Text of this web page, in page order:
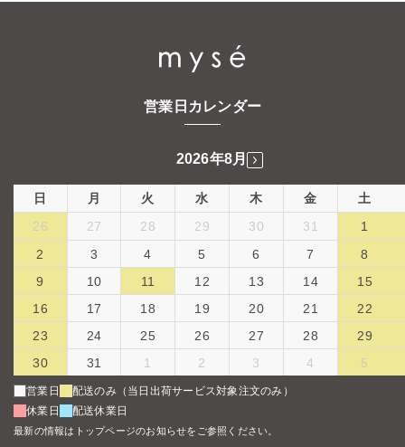
営業日カレンダー
2026年8月
日 月 火 水 木 金
土
26
27 28 29 30 31
1
2
3 4 5 6 7
8
9
10 11 12 13 14
15
16
17 18 19 20 21
22
23
24 25 26 27 28
29
30
31 1 2 3 4 5
営業日
配送のみ（当日出荷サービス対象注文のみ）
休業日
配送休業日
最新の情報はトップページのお知らせをご参照ください。